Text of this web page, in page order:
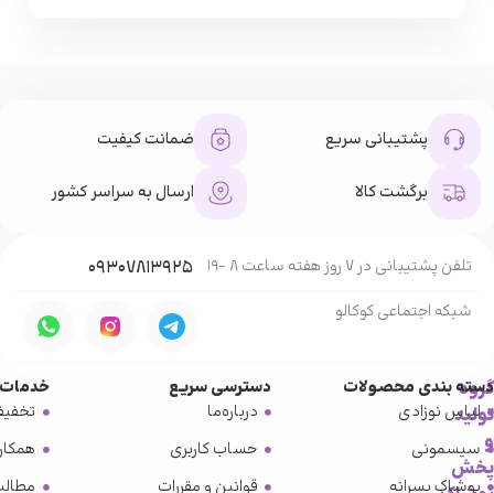
پشتیبانی سریع ضمانت کیفیت
برگشت کالا ارسال به سراسر کشور
گروه
تولید
و
پخش
دسته بندی محصولات
لباس نوزادی
سیسمونی
پوشاک پسرانه
دسترسی سریع
درباره‌ما
حساب کاربری
قوانین و مقررات
تلفن پشتیبانی در 7 روز هفته ساعت 8 -19 ۰۹۳۰۷۸۱۳۹۲۵
شبکه‌ اجتماعی کوکالو